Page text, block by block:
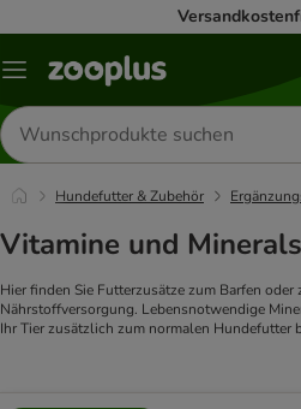
Menü
Produkte
suchen
Hundefutter & Zubehör
Vitamine und
Hier finden Sie Futterzusätze zum Barfen
Nährstoffversorgung. Lebensnotwendige
Ihr Tier zusätzlich zum normalen Hundefutter